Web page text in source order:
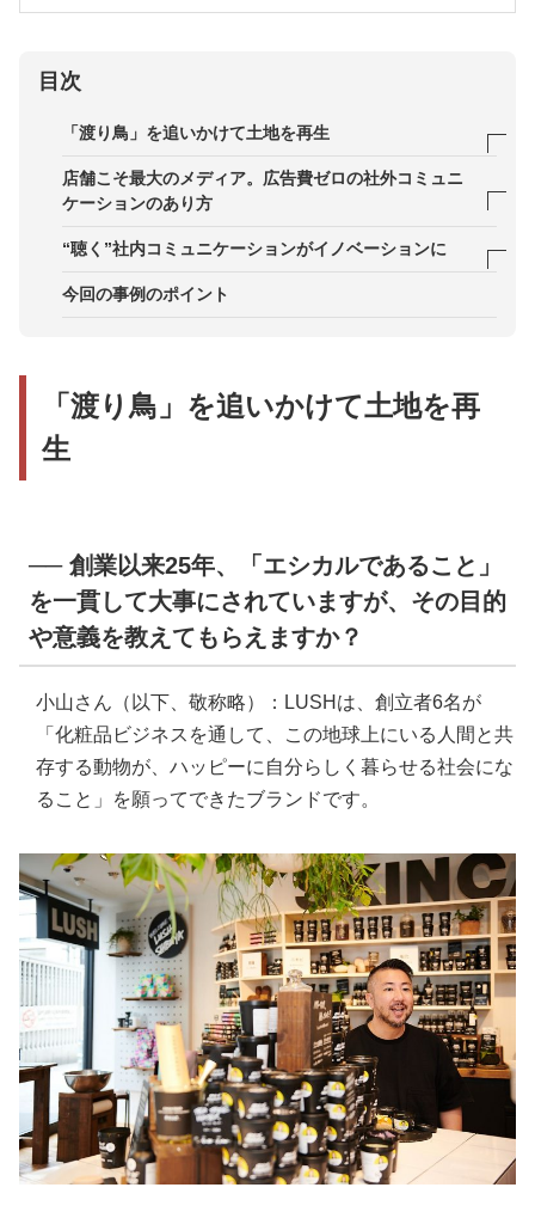
目次
「渡り鳥」を追いかけて土地を再生
── 創業以来25年、「エシカルであること」を一貫
して大事にされていますが、その目的や意義を教え
── 社会が消費において「サステナブル」を考えは
じめるずっと前から、エシカルとビジネスを両立し
── 渡り鳥が住める場所の再生が、あらゆる環境の
店舗こそ最大のメディア。広告費ゼロの社外コミュニ
ケーションのあり方
── 長年「エシカル」な取り組みを行われています
ていないですよね。
── LUSHは広告を使っていないと聞いています
“聴く”社内コミュニケーションがイノベーションに
── お客さまによって、いろんな感じ方があるんで
── 自分の考えを言葉にしてカタチになった事例は
何かありますか？
今回の事例のポイント
「渡り鳥」を追いかけて土地を再
生
── 創業以来25年、「エシカルであること」
を一貫して大事にされていますが、その目的
や意義を教えてもらえますか？
小山さん（以下、敬称略）：LUSHは、創立者6名が
「化粧品ビジネスを通して、この地球上にいる人間と共
存する動物が、ハッピーに自分らしく暮らせる社会にな
ること」を願ってできたブランドです。